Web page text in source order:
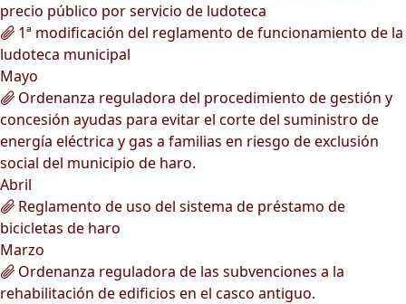
precio público por servicio de ludoteca
1ª modificación del reglamento de funcionamiento de la
ludoteca municipal
Mayo
Ordenanza reguladora del procedimiento de gestión y
concesión ayudas para evitar el corte del suministro de
energía eléctrica y gas a familias en riesgo de exclusión
social del municipio de haro.
Abril
Reglamento de uso del sistema de préstamo de
bicicletas de haro
Marzo
Ordenanza reguladora de las subvenciones a la
rehabilitación de edificios en el casco antiguo.